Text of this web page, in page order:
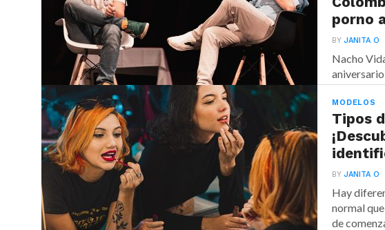
porno
BYJANITA O
Nacho
donde fue
MODELOS
Tipos
BYJANITA O
Hay
normal
de